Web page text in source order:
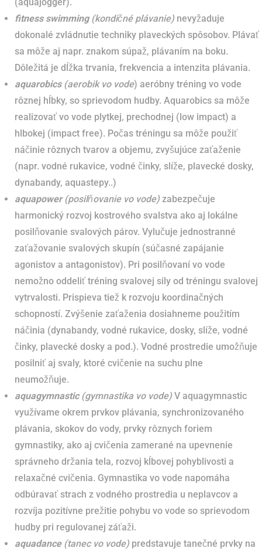
fitnessswimming(kondičné plávanie) nevyžaduje
dokonalé zvládnutie techniky plaveckých spôsobov. Plávať
sa môže aj napr. znakom súpaž, plávaním na boku.
Dôležitá je dĺžka trvania, frekvencia a intenzita plávania.
aquarobics (aerobik vo vode) aeróbny tréning vo vode
rôznej hĺbky, so sprievodom hudby. Aquarobics sa môže
realizovať vo vode plytkej, prechodnej (low impact) a
hlbokej (impact free). Počas tréningu sa môže použiť
náčinie rôznych tvarov a objemu, zvyšujúce zaťaženie
(napr. vodné rukavice, vodné činky, slíže, plavecké dosky,
dynabandy, aquastepy..)
aquapower (posilňovanie vo vode) zabezpečuje
harmonický rozvoj kostrového svalstva ako aj lokálne
posilňovanie svalových párov. Vylučuje jednostranné
zaťažovanie svalových skupín (súčasné zapájanie
agonistov a antagonistov). Pri posilňovaní vo vode
nemožno oddeliť tréning svalovej sily od tréningu svalovej
vytrvalosti. Prispieva tiež k rozvoju koordinačných
schopností. Zvýšenie zaťaženia dosiahneme použitím
náčinia (dynabandy, vodné rukavice, dosky, slíže, vodné
činky, plavecké dosky a pod.). Vodné prostredie umožňuje
posilniť aj svaly, ktoré cvičenie na suchu plne
neumožňuje.
aquagymnastic (gymnastika vo vode) V aquagymnastic
využívame okrem prvkov plávania, synchronizovaného
plávania, skokov do vody, prvky rôznych foriem
gymnastiky, ako aj cvičenia zamerané na upevnenie
správneho držania tela, rozvoj kĺbovej pohyblivosti a
relaxačné cvičenia. Gymnastika vo vode napomáha
odbúravať strach z vodného prostredia u neplavcov a
rozvíja pozitívne prežitie pohybu vo vode so sprievodom
hudby pri regulovanej záťaži.
aquadance(tanec vo vode) predstavuje tanečné prvky na